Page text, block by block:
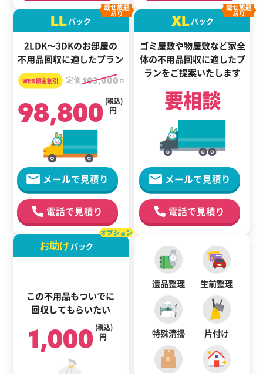
LLパック
2LDK～3DKのお部屋の
不用品回収に適したプラン
載せ放題
あり
定価103,000 円
98,800 円
(税込)
メールで見積り
電話で見積り
XLパック
ゴミ屋敷や物屋敷など家全
体の不用品回収に適したプ
ランをご提案いたします
載せ放題
あり
要相談
メールで見積り
電話で見積り
お助けパック
この不用品もついでに
回収してもらいたい
オプション
1,000 円
(税込)
遺品整理 生前整理
特殊清掃 片付け